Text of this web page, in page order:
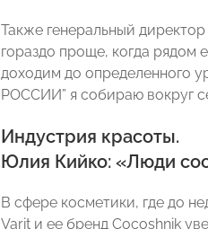
Также генеральный
гораздо проще, когда рядом
доходим до определенного
РОССИИ” я собираю вокруг
Индустрия красоты.
Юлия Кийко: «Люди
В сфере косметики, где до
Varit и ее бренд Cocoshnik